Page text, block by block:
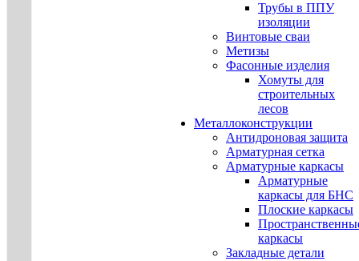
Трубы в ППУ
изоляции
Винтовые сваи
Метизы
Фасонные изделия
Хомуты для
строительных
лесов
Металлоконструкции
Антидроновая защита
Арматурная сетка
Арматурные каркасы
Арматурные
каркасы для БНС
Плоские каркасы
каркасы
Закладные детали